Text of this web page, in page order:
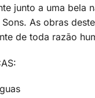
junto a uma bela
As obras
de toda razão